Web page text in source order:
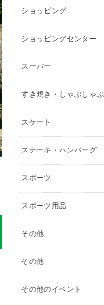
ショッピング
ショッピングセンター
スーパー
すき焼き・しゃぶしゃぶ
スケート
ステーキ・ハンバーグ
スポーツ
スポーツ用品
その他
その他
その他のイベント